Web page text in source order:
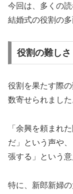
今回は、多くの
結婚式の役割の
役割の難しさ
役割を果たす際
数寄せられました
「余興を頼まれ
だ」という声や
張する」という意
特に、新郎新婦